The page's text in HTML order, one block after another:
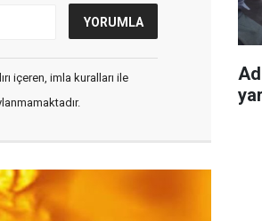
içeren, imla kuralları ile